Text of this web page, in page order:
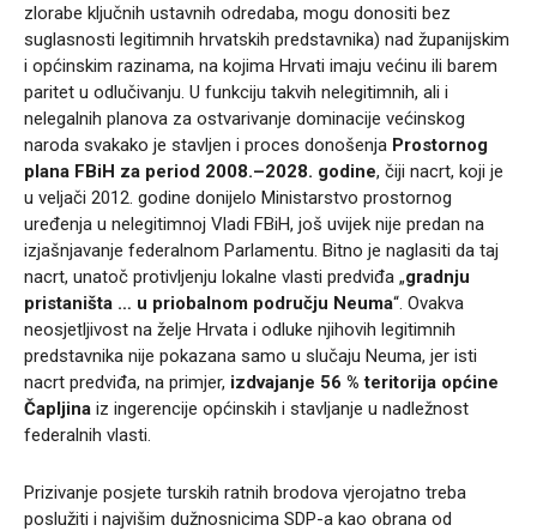
zlorabe ključnih ustavnih odredaba, mogu donositi bez
suglasnosti legitimnih hrvatskih predstavnika) nad županijskim
i općinskim razinama, na kojima Hrvati imaju većinu ili barem
paritet u odlučivanju. U funkciju takvih nelegitimnih, ali i
nelegalnih planova za ostvarivanje dominacije većinskog
naroda svakako je stavljen i proces donošenja Prostornog
plana FBiH za period 2008.–2028. godine, čiji nacrt, koji je
u veljači 2012. godine donijelo Ministarstvo prostornog
uređenja u nelegitimnoj Vladi FBiH, još uvijek nije predan na
izjašnjavanje federalnom Parlamentu. Bitno je naglasiti da taj
nacrt, unatoč protivljenju lokalne vlasti predviđa „gradnju
pristaništa … u priobalnom području Neuma“. Ovakva
neosjetljivost na želje Hrvata i odluke njihovih legitimnih
predstavnika nije pokazana samo u slučaju Neuma, jer isti
nacrt predviđa, na primjer, izdvajanje 56 % teritorija općine
Čapljina iz ingerencije općinskih i stavljanje u nadležnost
federalnih vlasti.
Prizivanje posjete turskih ratnih brodova vjerojatno treba
poslužiti i najvišim dužnosnicima SDP-a kao obrana od